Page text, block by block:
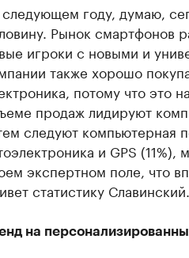
году, думаю,
Рынок смартфонов
игроки с новыми и
также хорошо
потому что это
продаж лидируют
следуют компьютерная
и GPS
экспертном поле, что
статистику Славинский.
на